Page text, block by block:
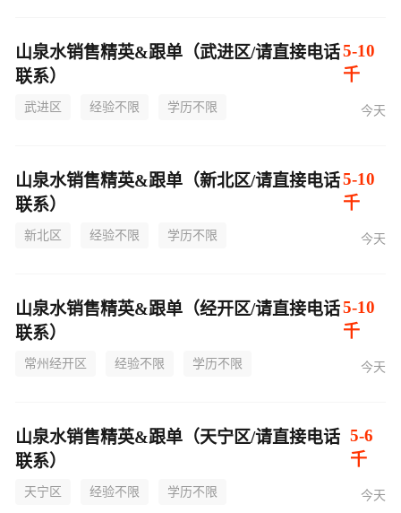
山泉水销售精英&跟单（武进区/请直接电话
联系）
5-10
千
武进区 经验不限 学历不限 今天
山泉水销售精英&跟单（新北区/请直接电话
联系）
5-10
千
新北区 经验不限 学历不限 今天
山泉水销售精英&跟单（经开区/请直接电话
联系）
5-10
千
常州经开区 经验不限 学历不限 今天
山泉水销售精英&跟单（天宁区/请直接电话
联系）
5-6
千
天宁区 经验不限 学历不限 今天